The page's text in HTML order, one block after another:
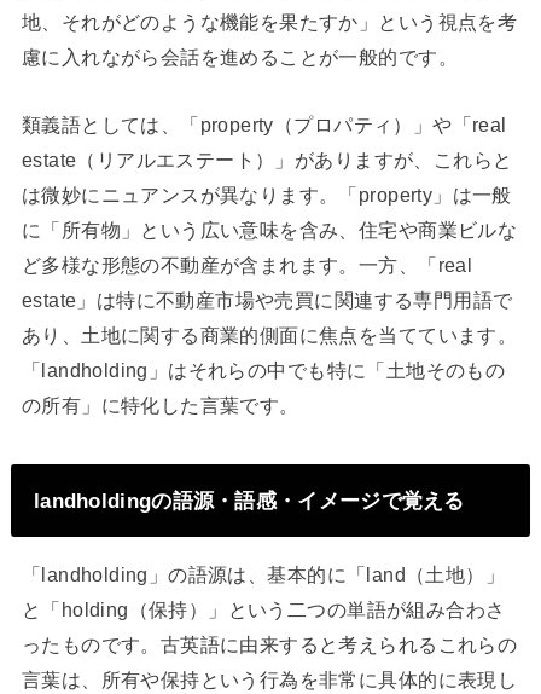
地、それがどのような機能を果たすか」という視点を考
慮に入れながら会話を進めることが一般的です。
類義語としては、「property（プロパティ）」や「real
estate（リアルエステート）」がありますが、これらと
は微妙にニュアンスが異なります。「property」は一般
に「所有物」という広い意味を含み、住宅や商業ビルな
ど多様な形態の不動産が含まれます。一方、「real
estate」は特に不動産市場や売買に関連する専門用語で
あり、土地に関する商業的側面に焦点を当てています。
「landholding」はそれらの中でも特に「土地そのもの
の所有」に特化した言葉です。
landholdingの語源・語感・イメージで覚える
「landholding」の語源は、基本的に「land（土地）」
と「holding（保持）」という二つの単語が組み合わさ
ったものです。古英語に由来すると考えられるこれらの
言葉は、所有や保持という行為を非常に具体的に表現し